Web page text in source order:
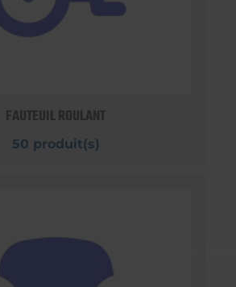
FAUTEUIL ROULANT
50 produit(s)